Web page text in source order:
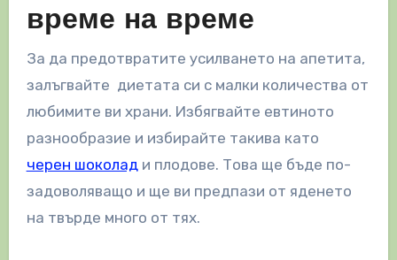
време на време
За да предотвратите усилването на апетита,
залъгвайте диетата си с малки количества от
любимите ви храни. Избягвайте евтиното
разнообразие и избирайте такива като
черен шоколади плодове. Това ще бъде по-
задоволяващо и ще ви предпази от яденето
на твърде много от тях.